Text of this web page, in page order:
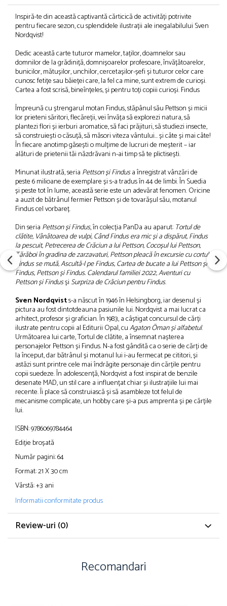
Inspiră-te din această captivantă cărticică de activități potrivite
pentru fiecare sezon, cu splendidele ilustrații ale inegalabilului Sven
Nordqvist!
Dedic această carte tuturor mamelor, taților, doamnelor sau
domnilor de la grădiniță, domnișoarelor profesoare, învățătoarelor,
bunicilor, mătușilor, unchilor, cercetașilor-șefi și tuturor celor care
cunosc fetițe sau băieței care, la fel ca mine, sunt extrem de curioși.
Cartea a fost scrisă, bineînțeles, și pentru toți copiii curioși. Findus
Împreună cu ștrengarul motan Findus, stăpânul său Pettson și micii
lor prieteni săritori, flecăreții, vei învăța să explorezi natura, să
plantezi flori și ierburi aromatice, să faci prăjituri, să studiezi insecte,
să construiești o căsuță, să măsori viteza vântului… și câte și mai câte!
În fiecare anotimp găsești o mulțime de lucruri de meșterit – iar
alături de prietenii tăi năzdrăvani n-ai timp să te plictisești.
Minunat ilustrată, seria Pettson și Findusa înregistrat vânzări de
peste 6 milioane de exemplare și s-a tradus în 44 de limbi. În Suedia
și peste tot în lume, această serie este un adevărat fenomen. Oricine
a auzit de bătrânul fermier Pettson și de tovarășul său, motanul
Findus cel vorbareț.
Din seria Pettson și Findus, în colecția PanDa au aparut: Tortul de
clătite, Vânătoarea de vulpi, Când Findus era mic și a dispărut, Findus
la pescuit, Petrecerea de Crăciun a lui Pettson, Cocoșul lui Pettson,
Tărăboi în gradina de zarzavaturi, Pettson pleacă în excursie cu cortul,
Findus se mută, Ascultă-l pe Findus, Cartea de bucate a lui Pettson și
Findus, Pettson și Findus. Calendarul familiei 2022, Aventuri cu
Pettson și Findusși Surpriza de Crăciun pentru Findus.
Sven Nordqvists-a născut în 1946 în Helsingborg, iar desenul și
pictura au fost dintotdeauna pasiunile lui. Nordqvist a mai lucrat ca
arhitect, profesor și grafician. În 1983, a câștigat concursul de cărți
ilustrate pentru copii al Editurii Opal, cuAgaton Öman și alfabetul.
Următoarea lui carte, Tortul de clătite, a însemnat nașterea
personajelor Pettson și Findus. N-a fost gândită ca o serie de cărți de
la început, dar bătrânul și motanul lui i-au fermecat pe cititori, și
astăzi sunt printre cele mai îndrăgite personaje din cărțile pentru
copii suedeze. În adolescență, Nordqvist a fost inspirat de benzile
desenate MAD, un stil care a influențat chiar și ilustrațiile lui mai
recente. Îi place să construiască și să asambleze tot felul de
mecanisme complicate, un hobby care și-a pus amprenta și pe cărțile
lui.
ISBN: 9786069784464
Ediție broșată
Număr pagini: 64
Format: 21 X 30 cm
Vârstă: +3 ani
Informatii conformitate produs
Review-uri (0)
Recomandari